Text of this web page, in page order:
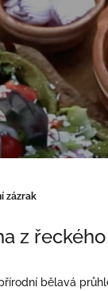
zázrak
z
bělavá